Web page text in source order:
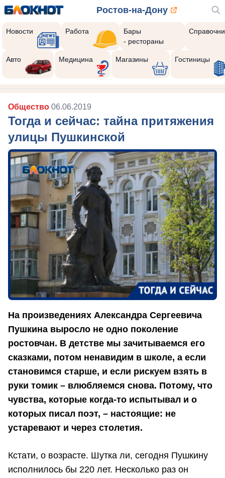
Ростов-на-Дону
Новости Работа
Бары
- рестораны
Авто Медицина Магазины Гостиницы
Общество 06.06.2019
Тогда и сейчас: тайна притяжения
улицы Пушкинской
На произведениях Александра Сергеевича
Пушкина выросло не одно поколение
ростовчан. В детстве мы зачитываемся его
сказками, потом ненавидим в школе, а если
становимся старше, и если рискуем взять в
руки томик – влюбляемся снова. Потому, что
чувства, которые когда-то испытывал и о
которых писал поэт, – настоящие: не
устаревают и через столетия.
Кстати, о возрасте. Шутка ли, сегодня Пушкину
исполнилось бы 220 лет. Несколько раз он